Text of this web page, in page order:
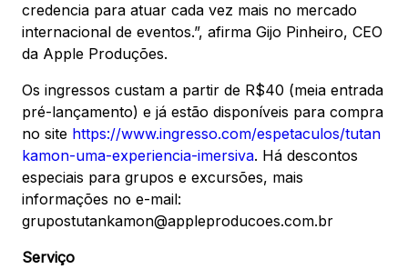
credencia para atuar cada vez mais no mercado
internacional de eventos.”, afirma Gijo Pinheiro, CEO
da Apple Produções.
Os ingressos custam a partir de R$40 (meia entrada
pré-lançamento) e já estão disponíveis para compra
no site https://www.ingresso.com/espetaculos/tutan
kamon-uma-experiencia-imersiva. Há descontos
especiais para grupos e excursões, mais
informações no e-mail:
grupostutankamon@appleproducoes.com.br
Serviço